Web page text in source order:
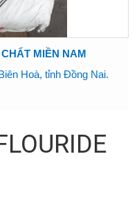
MIỀN NAM
Hoà, tỉnh Đồng Nai.